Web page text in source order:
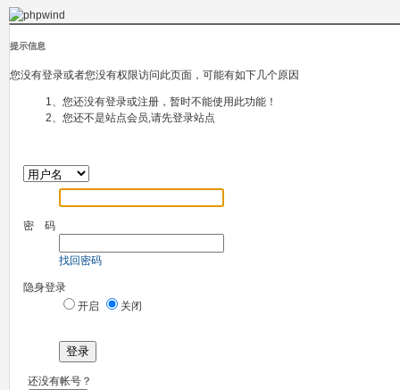
提示信息
您没有登录或者您没有权限访问此页面，可能有如下几个原因
1、您还没有登录或注册，暂时不能使用此功能！
2、您还不是站点会员,请先登录站点
密 码
找回密码
隐身登录
开启
关闭
登录
还没有帐号？